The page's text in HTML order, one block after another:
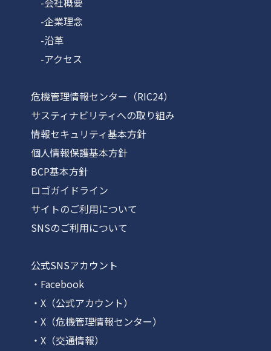
-企業理念
-沿革
-アクセス
危機管理情報センター（RIC24）
サスティナビリティへの取り組み
情報セキュリティ基本方針
個人情報保護基本方針
BCP基本方針
ロゴガイドライン
サイトのご利用について
SNSのご利用について
公式SNSアカウント
・Facebook
・X（公式アカウント）
・X（危機管理情報センター）
・X（交通情報）